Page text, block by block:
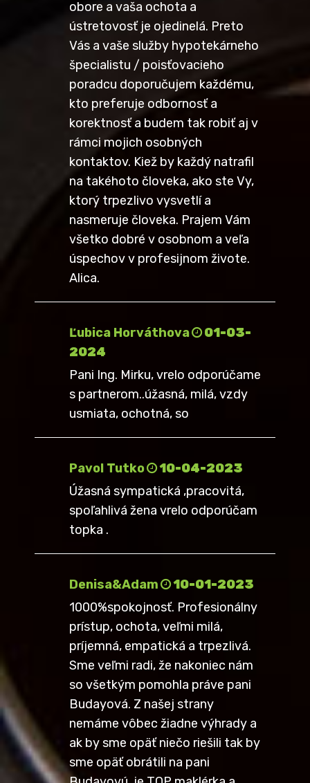
obore a vaša ochota a
ústretovosť je ojedinelá. Preto
Vás a vaše služby hypotekárneho
špecialistu / poisťovacieho
poradcu doporučujem každému,
kto preferuje odbornosť a
korektnosť a budem tak robiť aj v
rámci mojich osobných
kontaktov. Kiež by každý natrafil
na takéhoto človeka, ako ste Vy,
ktorý trpezlivo vysvetlí a
nasmeruje človeka. Prajem Vám
všetko dobré v osobnom a veľa
úspechov v profesijnom živote.
Alica.
Ľubica Horváthova
01-03-
2024
Pani Ing. Mirku, vrelo odporúčame
s partnerom..úžasná, milá, vzdy
usmiata, ochotná, so
Pavol Tutko
10-04-2023
Úžasná sympatická ,pracovitá,
spoľahlivá žena vrelo odporúčam
topka .
Denisa&Adam
10-01-2023
1000%spokojnosť. Profesionálny
prístup, ochota, veľmi milá,
príjemná, empatická a trpezlivá.
Sme veľmi radi, že nakoniec nám
so všetkým pomohla práve pani
Budayová. Z našej strany
nemáme vôbec žiadne výhrady a
ak by sme opäť niečo riešili tak by
sme opäť obrátili na pani